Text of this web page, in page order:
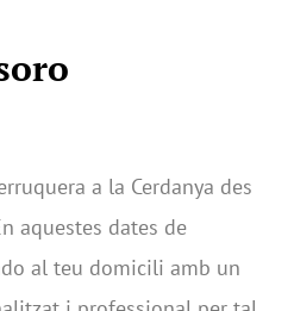
a la Cerdanya des
aquestes dates de
al teu domicili amb un